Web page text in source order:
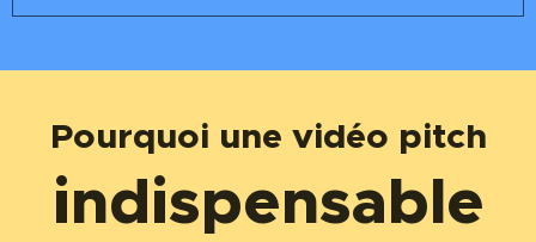
Pourquoi une vidéo pitch
indispensable